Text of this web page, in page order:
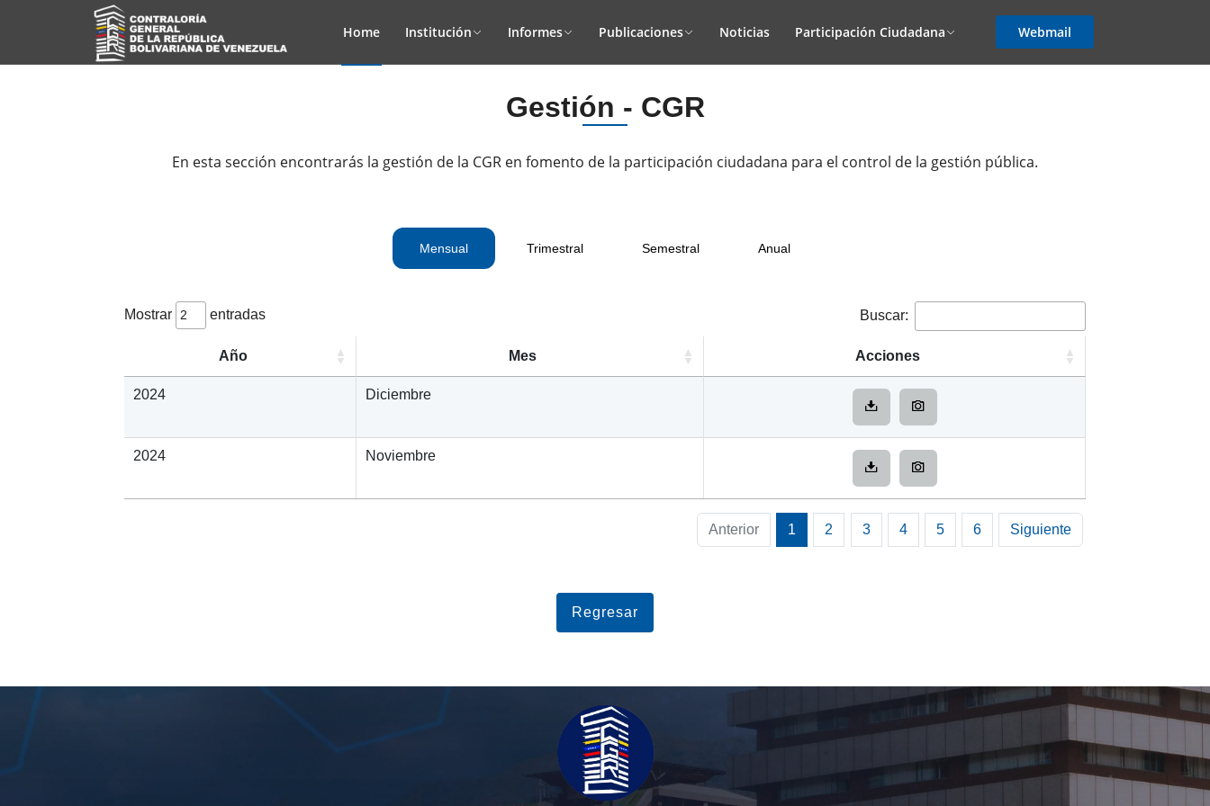
Home Institución Informes Publicaciones Noticias Participación Ciudadana Webmail
Gestión - CGR
En esta sección encontrarás la gestión de la CGR en fomento de la participación ciudadana para el control de la gestión pública.
Mensual Trimestral Semestral Anual
Mostrar entradas Buscar:
Año Mes Acciones
2024 Diciembre
2024 Noviembre
Anterior 1 2 3 4 5 6 Siguiente
Regresar